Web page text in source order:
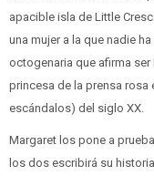
apacible isla de Little
una mujer a la que nadie
octogenaria que afirma ser
princesa de la prensa rosa
escándalos) del siglo XX.
Margaret los pone a
los dos escribirá su